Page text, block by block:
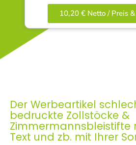
10,20 € Netto / Preis
Der Werbeartikel
bedruckte Zollstöcke &
Zimmermannsbleistifte
Text und zb. mit Ihrer